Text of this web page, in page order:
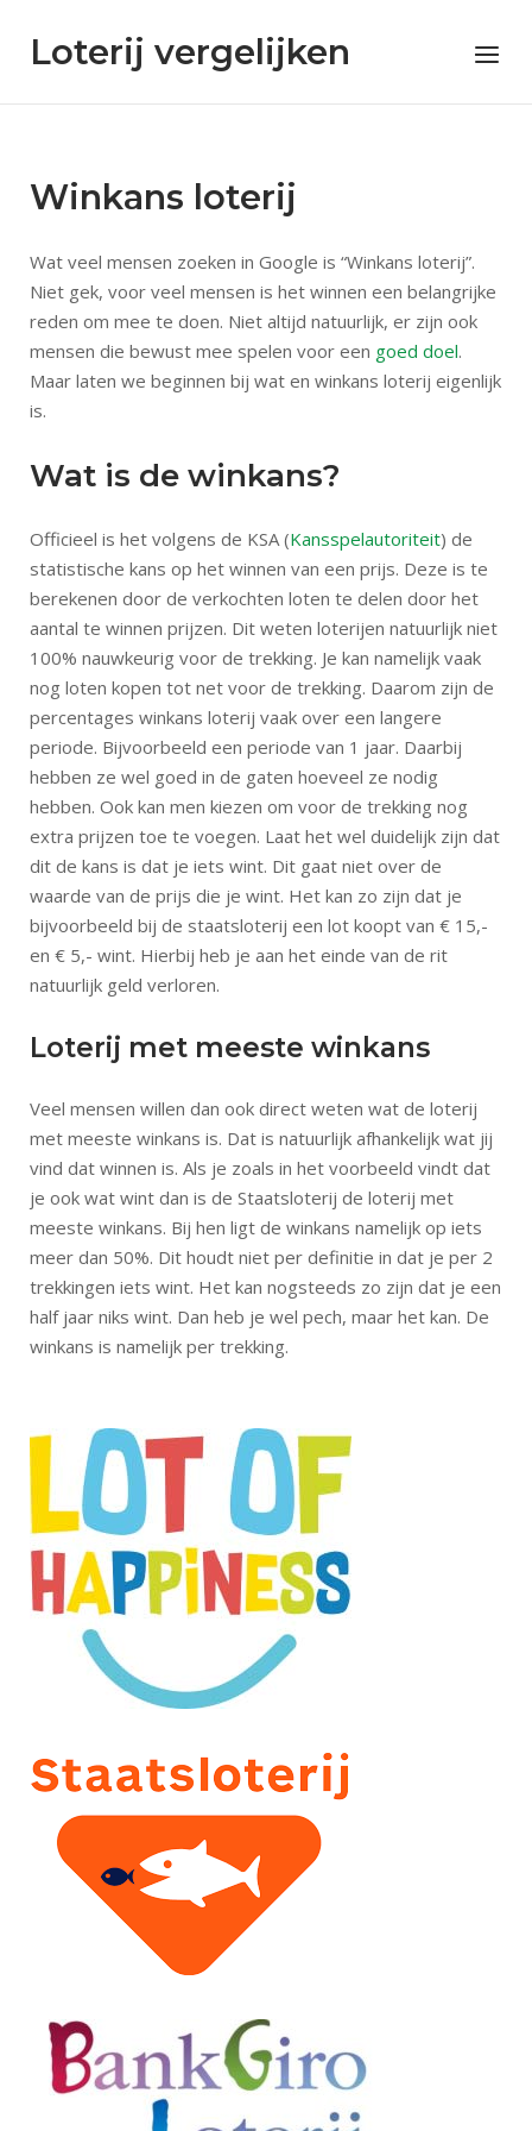
Loterij vergelijken Menu
Winkans loterij
Wat veel mensen zoeken in Google is “Winkans loterij”.
Niet gek, voor veel mensen is het winnen een belangrijke
reden om mee te doen. Niet altijd natuurlijk, er zijn ook
mensen die bewust mee spelen voor een goed doel.
Maar laten we beginnen bij wat en winkans loterij eigenlijk
is.
Wat is de winkans?
Officieel is het volgens de KSA (Kansspelautoriteit) de
statistische kans op het winnen van een prijs. Deze is te
berekenen door de verkochten loten te delen door het
aantal te winnen prijzen. Dit weten loterijen natuurlijk niet
100% nauwkeurig voor de trekking. Je kan namelijk vaak
nog loten kopen tot net voor de trekking. Daarom zijn de
percentages winkans loterij vaak over een langere
periode. Bijvoorbeeld een periode van 1 jaar. Daarbij
hebben ze wel goed in de gaten hoeveel ze nodig
hebben. Ook kan men kiezen om voor de trekking nog
extra prijzen toe te voegen. Laat het wel duidelijk zijn dat
dit de kans is dat je iets wint. Dit gaat niet over de
waarde van de prijs die je wint. Het kan zo zijn dat je
bijvoorbeeld bij de staatsloterij een lot koopt van € 15,-
en € 5,- wint. Hierbij heb je aan het einde van de rit
natuurlijk geld verloren.
Loterij met meeste winkans
Veel mensen willen dan ook direct weten wat de loterij
met meeste winkans is. Dat is natuurlijk afhankelijk wat jij
vind dat winnen is. Als je zoals in het voorbeeld vindt dat
je ook wat wint dan is de Staatsloterij de loterij met
meeste winkans. Bij hen ligt de winkans namelijk op iets
meer dan 50%. Dit houdt niet per definitie in dat je per 2
trekkingen iets wint. Het kan nogsteeds zo zijn dat je een
half jaar niks wint. Dan heb je wel pech, maar het kan. De
winkans is namelijk per trekking.